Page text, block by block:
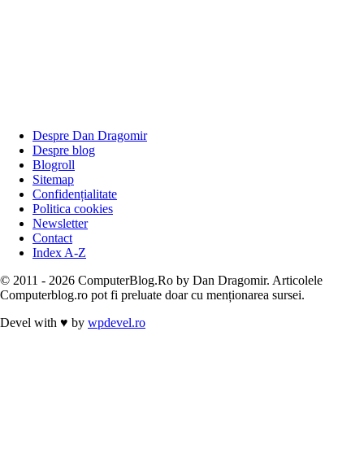
Despre Dan Dragomir
Despre blog
Blogroll
Sitemap
Confidențialitate
Politica cookies
Newsletter
Contact
Index A-Z
© 2011 - 2026 ComputerBlog.Ro by Dan Dragomir. Articolele
Computerblog.ro pot fi preluate doar cu menționarea sursei.
Devel with ♥ by wpdevel.ro